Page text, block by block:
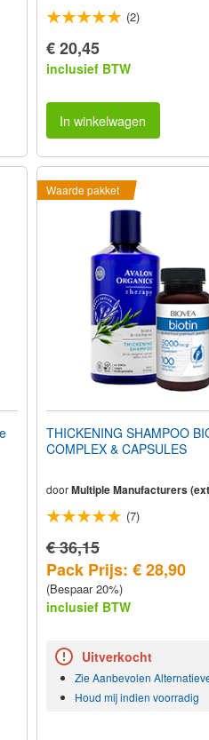
(2)
€ 20,45
inclusief BTW
In winkelwagen
Waarde pakket
THICKENING SHAMPOO
COMPLEX & CAPSULES
doorMultiple Manufacturers
(7)
€ 36,15
Pack Prijs: € 28,90
(Bespaar 20%)
inclusief BTW
Uitverkocht
Zie Aanbevolen
Houd mij indien voorradig